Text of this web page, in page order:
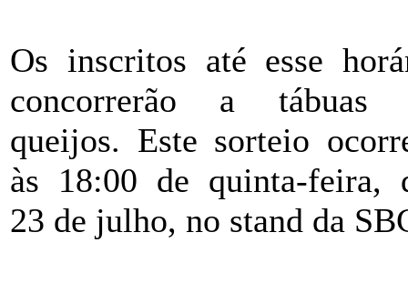
Os inscritos até esse
concorrerão a tábuas
queijos. Este sorteio
às 18:00 de quinta-feira,
23 de julho, no stand da